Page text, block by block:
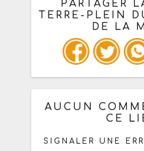
PARTAGER
TERRE-PLEIN
DE LA
Ou copiez les
un : mail / forum
AUCUN
CE
SIGNALER UNE